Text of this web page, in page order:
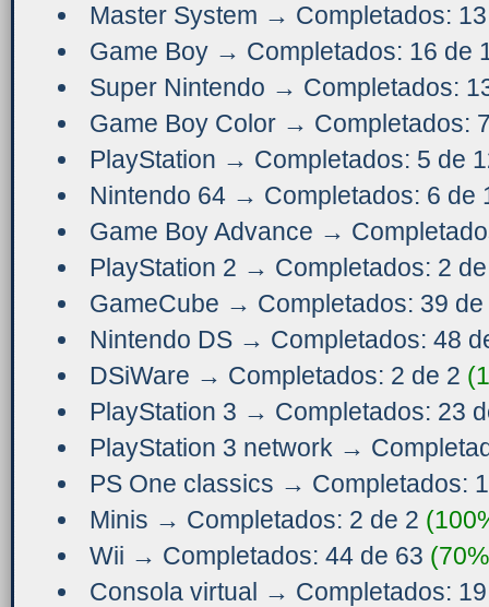
Master System → Completados:
Game Boy → Completados: 16 de
Super Nintendo → Completados:
Game Boy Color → Completados:
PlayStation → Completados: 5 de
Nintendo 64 → Completados: 6 de
Game Boy Advance →
PlayStation 2 → Completados: 2
GameCube → Completados: 39
Nintendo DS → Completados: 48
DSiWare → Completados: 2 de 2
PlayStation 3 → Completados: 23
PlayStation 3 network →
PS One classics → Completados:
Minis → Completados: 2 de 2
Wii → Completados: 44 de 63
Consola virtual → Completados: